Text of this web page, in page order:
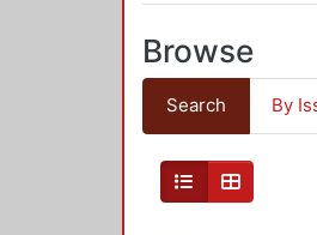
Browse
Search By